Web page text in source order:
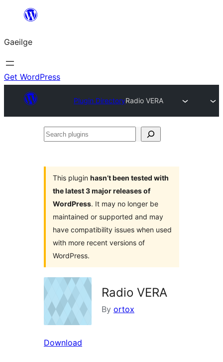
an
ábhar
Gaeilge
Get WordPress
Plugin DirectoryRadio VERA
Search
This plugin hasn’t been tested with
the latest 3 major releases of
WordPress. It may no longer be
maintained or supported and may
have compatibility issues when used
with more recent versions of
WordPress.
Radio VERA
By ortox
Download